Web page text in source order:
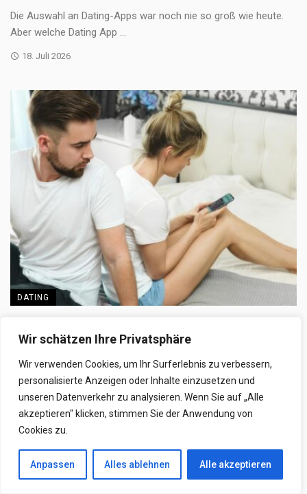
Wir schätzen Ihre Privatsphäre
Wir verwenden Cookies, um Ihr Surferlebnis zu verbessern,
personalisierte Anzeigen oder Inhalte einzusetzen und
unseren Datenverkehr zu analysieren. Wenn Sie auf „Alle
akzeptieren" klicken, stimmen Sie der Anwendung von
Cookies zu.
Anpassen Alles ablehnen Alle akzeptieren
Die Auswahl an Dating-Apps war noch nie so groß wie heute.
Aber welche Dating App ...
18. Juli 2026
DATING
anderen Männern? Kleine Nachrichten mit
großer emotionaler Wirkung
Viele Männer stellen sich irgendwann die Frage: Warum
schreiben vergebene Frauen mit anderen Männern? Besonders
7. Juli 2026